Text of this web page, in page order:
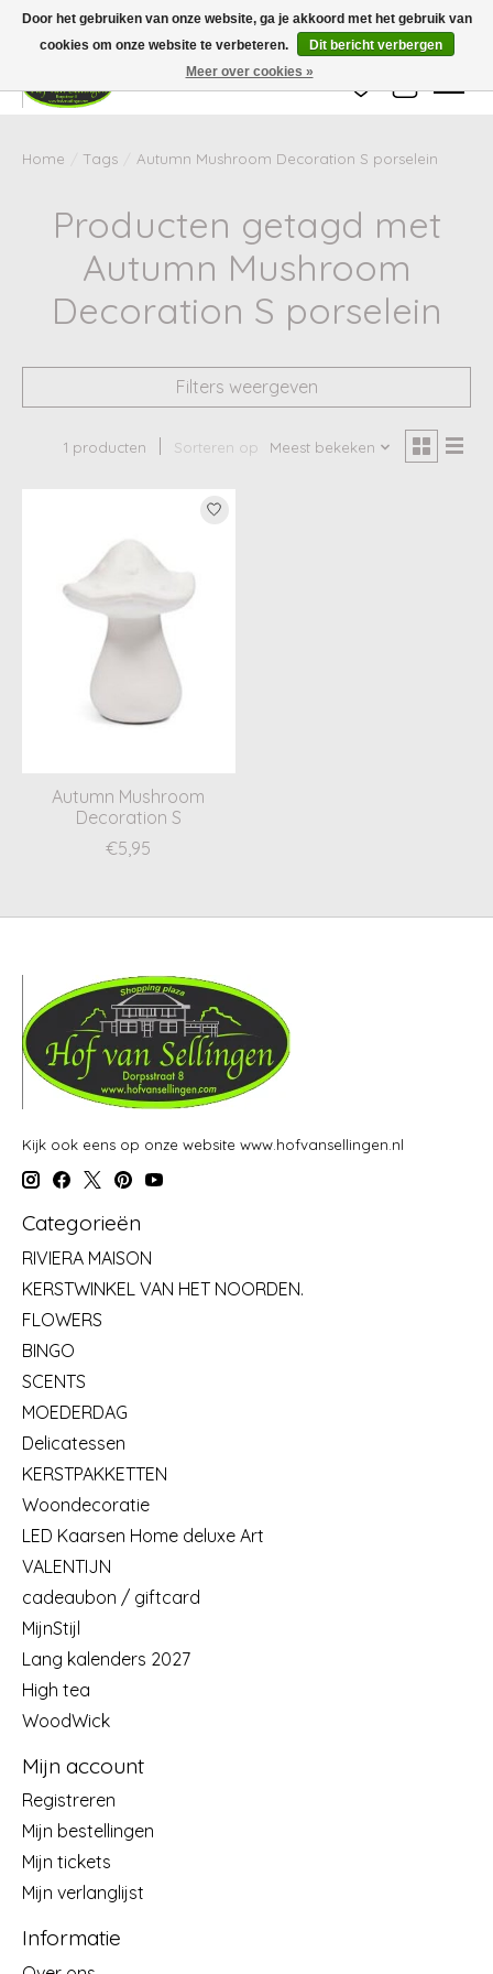
Wij zijn gesloten van 24 december tot en met 25 januari. Houd er rekening mee
dat de levertijd van uw bestelling in deze periode langer kan zijn dan
gebruikelijk.
Verlanglijst
Home Tags Autumn Mushroom Decoration S porselein
Producten getagd met
Autumn Mushroom
Decoration S porselein
Filters weergeven
1 producten Sorteren op Meest bekeken
Autumn Mushroom
Decoration S
€5,95
Kijk ook eens op onze website www.hofvansellingen.nl
Categorieën
RIVIERA MAISON
KERSTWINKEL VAN HET NOORDEN.
FLOWERS
BINGO
SCENTS
MOEDERDAG
Delicatessen
KERSTPAKKETTEN
Woondecoratie
LED Kaarsen Home deluxe Art
VALENTIJN
cadeaubon / giftcard
MijnStijl
Lang kalenders 2027
High tea
WoodWick
Mijn account
Registreren
Mijn bestellingen
Mijn tickets
Mijn verlanglijst
Informatie
Door het gebruiken van onze website, ga je akkoord met het gebruik van
cookies om onze website te verbeteren.
Dit bericht verbergen
Meer over cookies »